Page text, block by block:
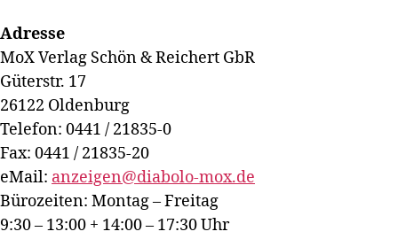
Adresse
MoX Verlag Schön & Reichert GbR
Güterstr. 17
26122 Oldenburg
Telefon: 0441 / 21835-0
Fax: 0441 / 21835-20
eMail: anzeigen@diabolo-mox.de
Bürozeiten: Montag – Freitag
9:30 – 13:00 + 14:00 – 17:30 Uhr